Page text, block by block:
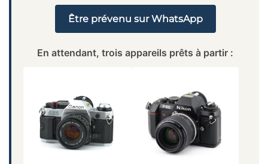
Être prévenu sur WhatsApp
En attendant, trois appareils prêts à partir :